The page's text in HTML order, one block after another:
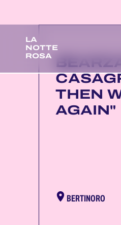
LA
NOTTE
ROSA
THEN
AGAIN"
BERTINORO